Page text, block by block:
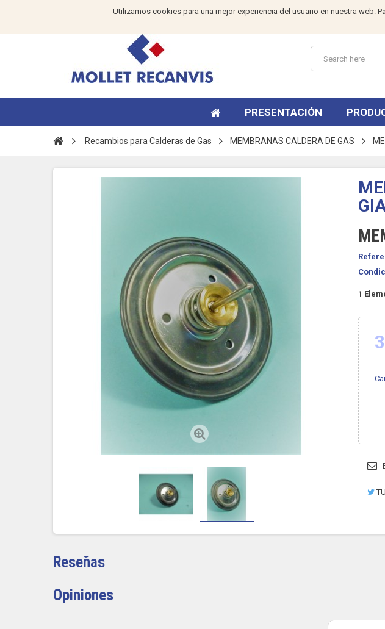
Utilizamos cookies para una mejor experiencia del usuario en nuestra web.
PRESENTACIÓN
Recambios para Calderas de Gas MEMBRANAS CALDERA DE GAS
1
Reseñas
Opiniones